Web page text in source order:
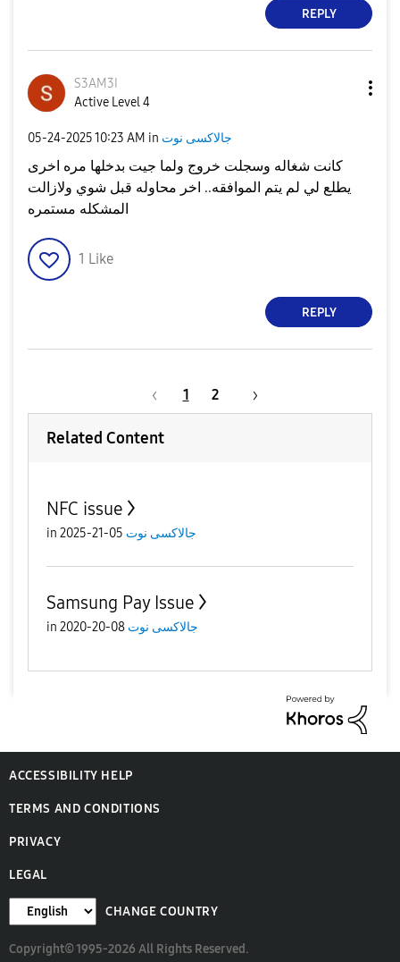
REPLY
S3AM3I
Active Level 4
‎05-24-202510:23 AM in جالاكسى نوت
كانت شغاله وسجلت خروج ولما جيت بدخلها مره اخرى
يطلع لي لم يتم الموافقه.. اخر محاوله قبل شوي ولازالت
المشكله مستمره
1 Like
REPLY
1 2
Related Content
NFC issue
in جالاكسى نوت 05-21-2025
Samsung Pay Issue
in جالاكسى نوت 08-20-2020
ACCESSIBILITY HELP
TERMS AND CONDITIONS
PRIVACY
LEGAL
CHANGE COUNTRY
Copyright© 1995-2026 All Rights Reserved.